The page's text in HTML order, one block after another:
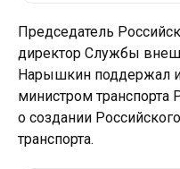
Председатель
директор Службы
Нарышкин поддержал
министром
о создании
транспорта.